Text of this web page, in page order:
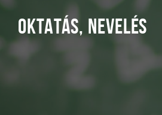
OKTATÁS, NEVELÉS